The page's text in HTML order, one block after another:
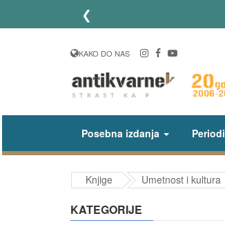
❮
KAKO DO NAS
Posebna izdanja Periodi
Knjige Umetnost i kultura
KATEGORIJE